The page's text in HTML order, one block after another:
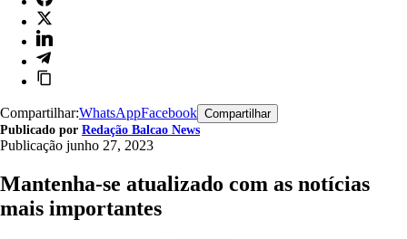
Compartilhar:WhatsAppFacebook Compartilhar
Publicado por Redação Balcao News
Publicação junho 27, 2023
Mantenha-se atualizado com as notícias
mais importantes